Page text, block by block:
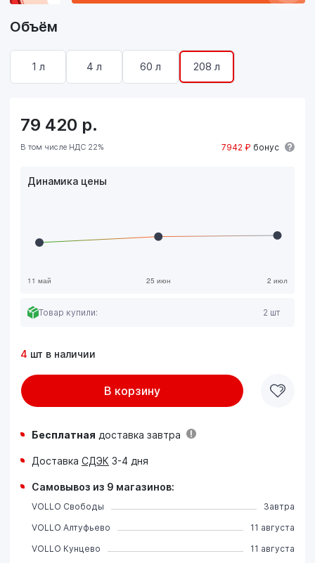
Объём
1 л 4 л 60 л 208 л
79 420 р.
В том числе НДС 22% 7942 ₽ бонус
Динамика цены
Товар купили: 2 шт
4 шт в наличии
В корзину
Бесплатная доставка завтра
Доставка СДЭК 3-4 дня
Самовывоз из 9 магазинов:
VOLLO Свободы
Завтра
VOLLO Алтуфьево
11 августа
VOLLO Кунцево
11 августа